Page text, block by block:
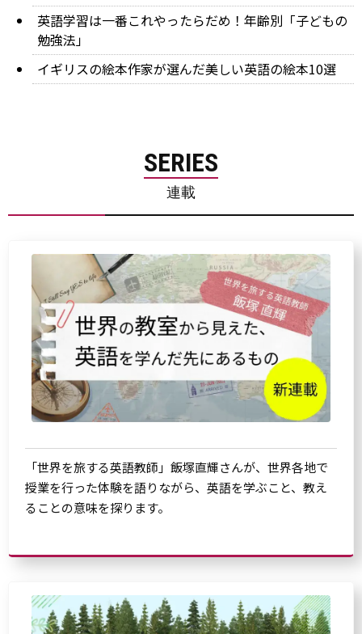
英語学習は一番これやったらだめ！年齢別「子どもの
勉強法」
イギリスの絵本作家が選んだ美しい英語の絵本10選
SERIES
連載
「世界を旅する英語教師」飯塚直輝さんが、世界各地で
授業を行った体験を語りながら、英語を学ぶこと、教え
ることの意味を探ります。